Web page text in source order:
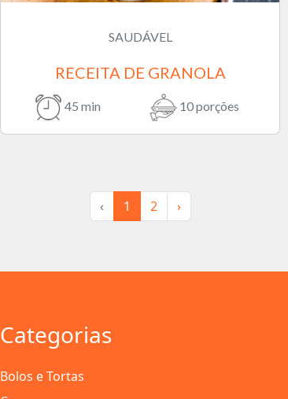
SAUDÁVEL
RECEITA DE GRANOLA
45 min 10 porções
‹ 1 2 ›
Categorias
Bolos e Tortas